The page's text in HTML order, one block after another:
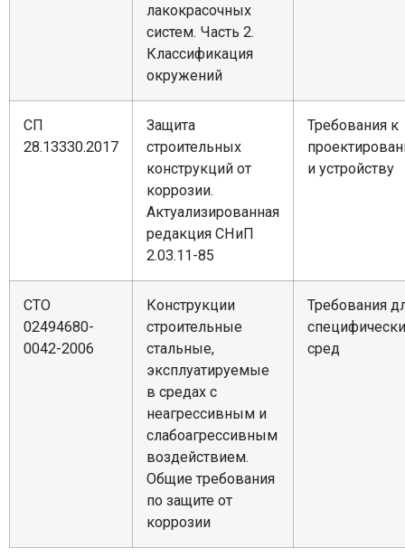
лакокрасочных
систем. Часть 2.
Классификация
окружений
СП
28.13330.2017
Защита
строительных
конструкций от
коррозии.
Актуализированная
редакция СНиП
2.03.11-85
Требования к
и устройству
СТО
02494680-
0042-2006
Конструкции
строительные
стальные,
эксплуатируемые
в средах с
неагрессивным и
слабоагрессивным
воздействием.
Общие требования
по защите от
коррозии
Требования
сред